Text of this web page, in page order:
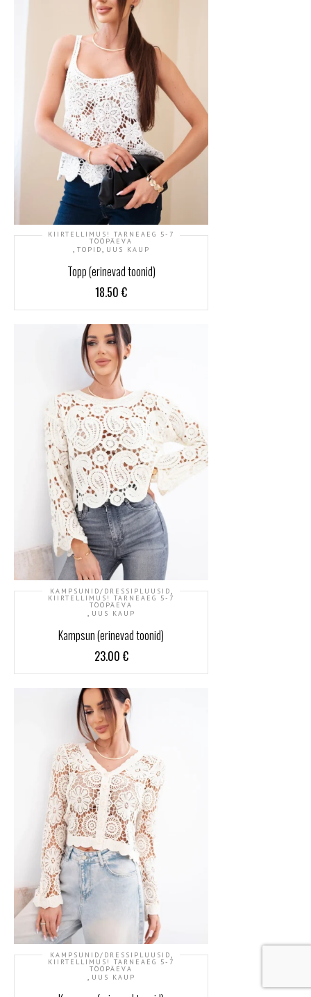
KIIRTELLIMUS! TARNEAEG 5-7
TÖÖPÄEVA
, TOPID, UUS KAUP
Topp (erinevad toonid)
18.50 €
KAMPSUNID/DRESSIPLUUSID,
KIIRTELLIMUS! TARNEAEG 5-7
TÖÖPÄEVA
, UUS KAUP
Kampsun (erinevad toonid)
23.00 €
KAMPSUNID/DRESSIPLUUSID,
KIIRTELLIMUS! TARNEAEG 5-7
TÖÖPÄEVA
, UUS KAUP